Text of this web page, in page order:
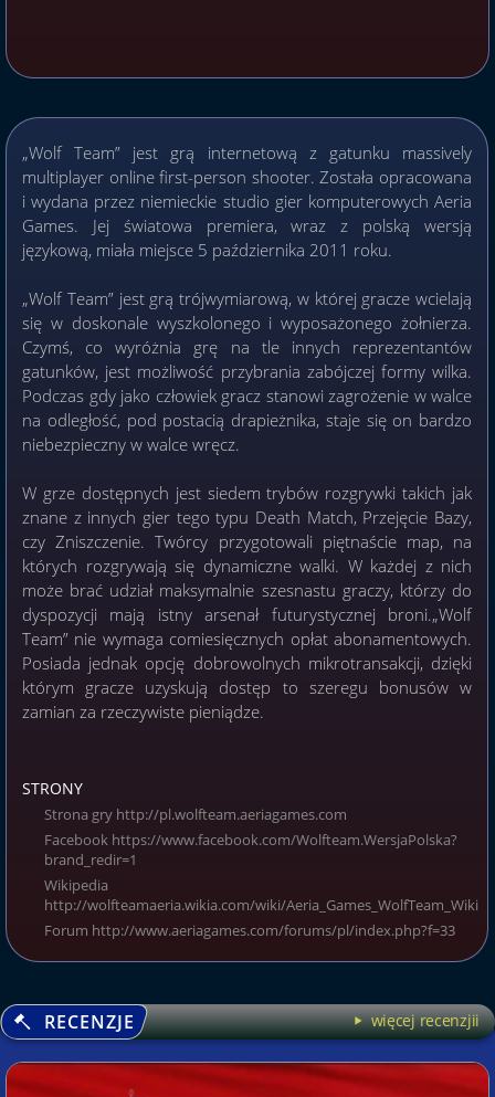
„Wolf Team” jest grą internetową z gatunku massively
multiplayer online first-person shooter. Została opracowana
i wydana przez niemieckie studio gier komputerowych Aeria
Games. Jej światowa premiera, wraz z polską wersją
językową, miała miejsce 5 października 2011 roku.
„Wolf Team” jest grą trójwymiarową, w której gracze wcielają
się w doskonale wyszkolonego i wyposażonego żołnierza.
Czymś, co wyróżnia grę na tle innych reprezentantów
gatunków, jest możliwość przybrania zabójczej formy wilka.
Podczas gdy jako człowiek gracz stanowi zagrożenie w walce
na odległość, pod postacią drapieżnika, staje się on bardzo
niebezpieczny w walce wręcz.
W grze dostępnych jest siedem trybów rozgrywki takich jak
znane z innych gier tego typu Death Match, Przejęcie Bazy,
czy Zniszczenie. Twórcy przygotowali piętnaście map, na
których rozgrywają się dynamiczne walki. W każdej z nich
może brać udział maksymalnie szesnastu graczy, którzy do
dyspozycji mają istny arsenał futurystycznej broni.„Wolf
Team” nie wymaga comiesięcznych opłat abonamentowych.
Posiada jednak opcję dobrowolnych mikrotransakcji, dzięki
którym gracze uzyskują dostęp to szeregu bonusów w
zamian za rzeczywiste pieniądze.
STRONY
Strona gry http://pl.wolfteam.aeriagames.com
Facebook https://www.facebook.com/Wolfteam.WersjaPolska?
brand_redir=1
Wikipedia
http://wolfteamaeria.wikia.com/wiki/Aeria_Games_WolfTeam_Wiki
Forum http://www.aeriagames.com/forums/pl/index.php?f=33
RECENZJE więcej recenzjii